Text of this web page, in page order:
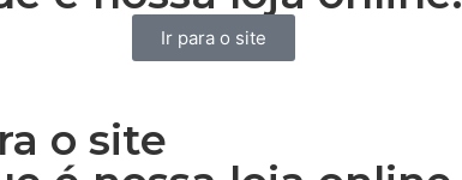
Ir para o site
o site